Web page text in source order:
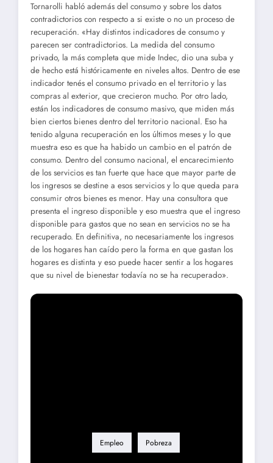
Tornarolli habló además del consumo y sobre los datos
contradictorios con respecto a si existe o no un proceso de
recuperación. «Hay distintos indicadores de consumo y
parecen ser contradictorios. La medida del consumo
privado, la más completa que mide Indec, dio una suba y
de hecho está históricamente en niveles altos. Dentro de ese
indicador tenés el consumo privado en el territorio y las
compras al exterior, que crecieron mucho. Por otro lado,
están los indicadores de consumo masivo, que miden más
bien ciertos bienes dentro del territorio nacional. Eso ha
tenido alguna recuperación en los últimos meses y lo que
muestra eso es que ha habido un cambio en el patrón de
consumo. Dentro del consumo nacional, el encarecimiento
de los servicios es tan fuerte que hace que mayor parte de
los ingresos se destine a esos servicios y lo que queda para
consumir otros bienes es menor. Hay una consultora que
presenta el ingreso disponible y eso muestra que el ingreso
disponible para gastos que no sean en servicios no se ha
recuperado. En definitiva, no necesariamente los ingresos
de los hogares han caído pero la forma en que gastan los
hogares es distinta y eso puede hacer sentir a los hogares
que su nivel de bienestar todavía no se ha recuperado».
Empleo Pobreza